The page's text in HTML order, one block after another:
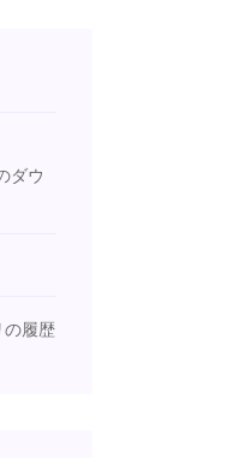
ダウ
の履歴